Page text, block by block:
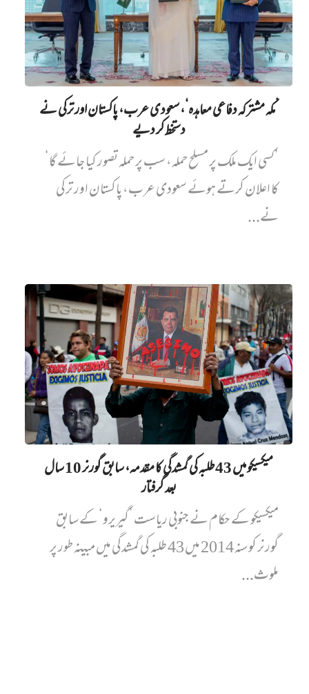
’مکہ مشترکہ دفاعی معاہدہ‘، سعودی عرب، پاکستان اور ترکی نے
دستخط کر دیے
’کسی ایک ملک پر مسلح حملہ، سب پر حملہ تصور کیا جائے گا‘
کا اعلان کرتے ہوئے سعودی عرب، پاکستان اور ترکی
نے...
میکسیکو میں 43 طلبہ کی گمشدگی کا مقدمہ، سابق گورنر 10 سال
بعد گرفتار
میکسیکو کے حکام نے جنوبی ریاست ’گیریرو‘ کے سابق
گورنر کو سنہ 2014 میں 43 طلبہ کی گمشدگی میں مبینہ طور پر
ملوث...